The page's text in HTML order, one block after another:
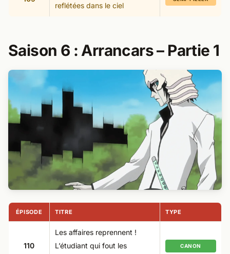
reflétées dans le ciel
Saison 6 : Arrancars – Partie 1​
ÉPISODE TITRE TYPE
110
Les affaires reprennent !
L’étudiant qui fout les
CANON